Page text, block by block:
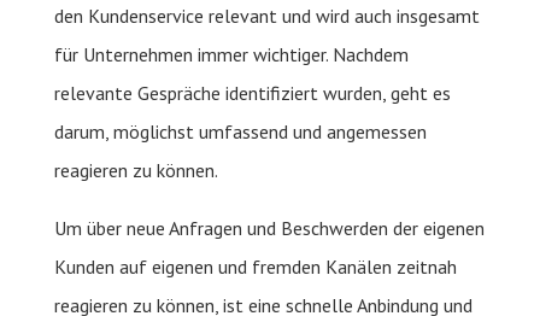
den Kundenservice relevant und wird auch insgesamt
für Unternehmen immer wichtiger. Nachdem
relevante Gespräche identifiziert wurden, geht es
darum, möglichst umfassend und angemessen
reagieren zu können.
Um über neue Anfragen und Beschwerden der eigenen
Kunden auf eigenen und fremden Kanälen zeitnah
reagieren zu können, ist eine schnelle Anbindung und